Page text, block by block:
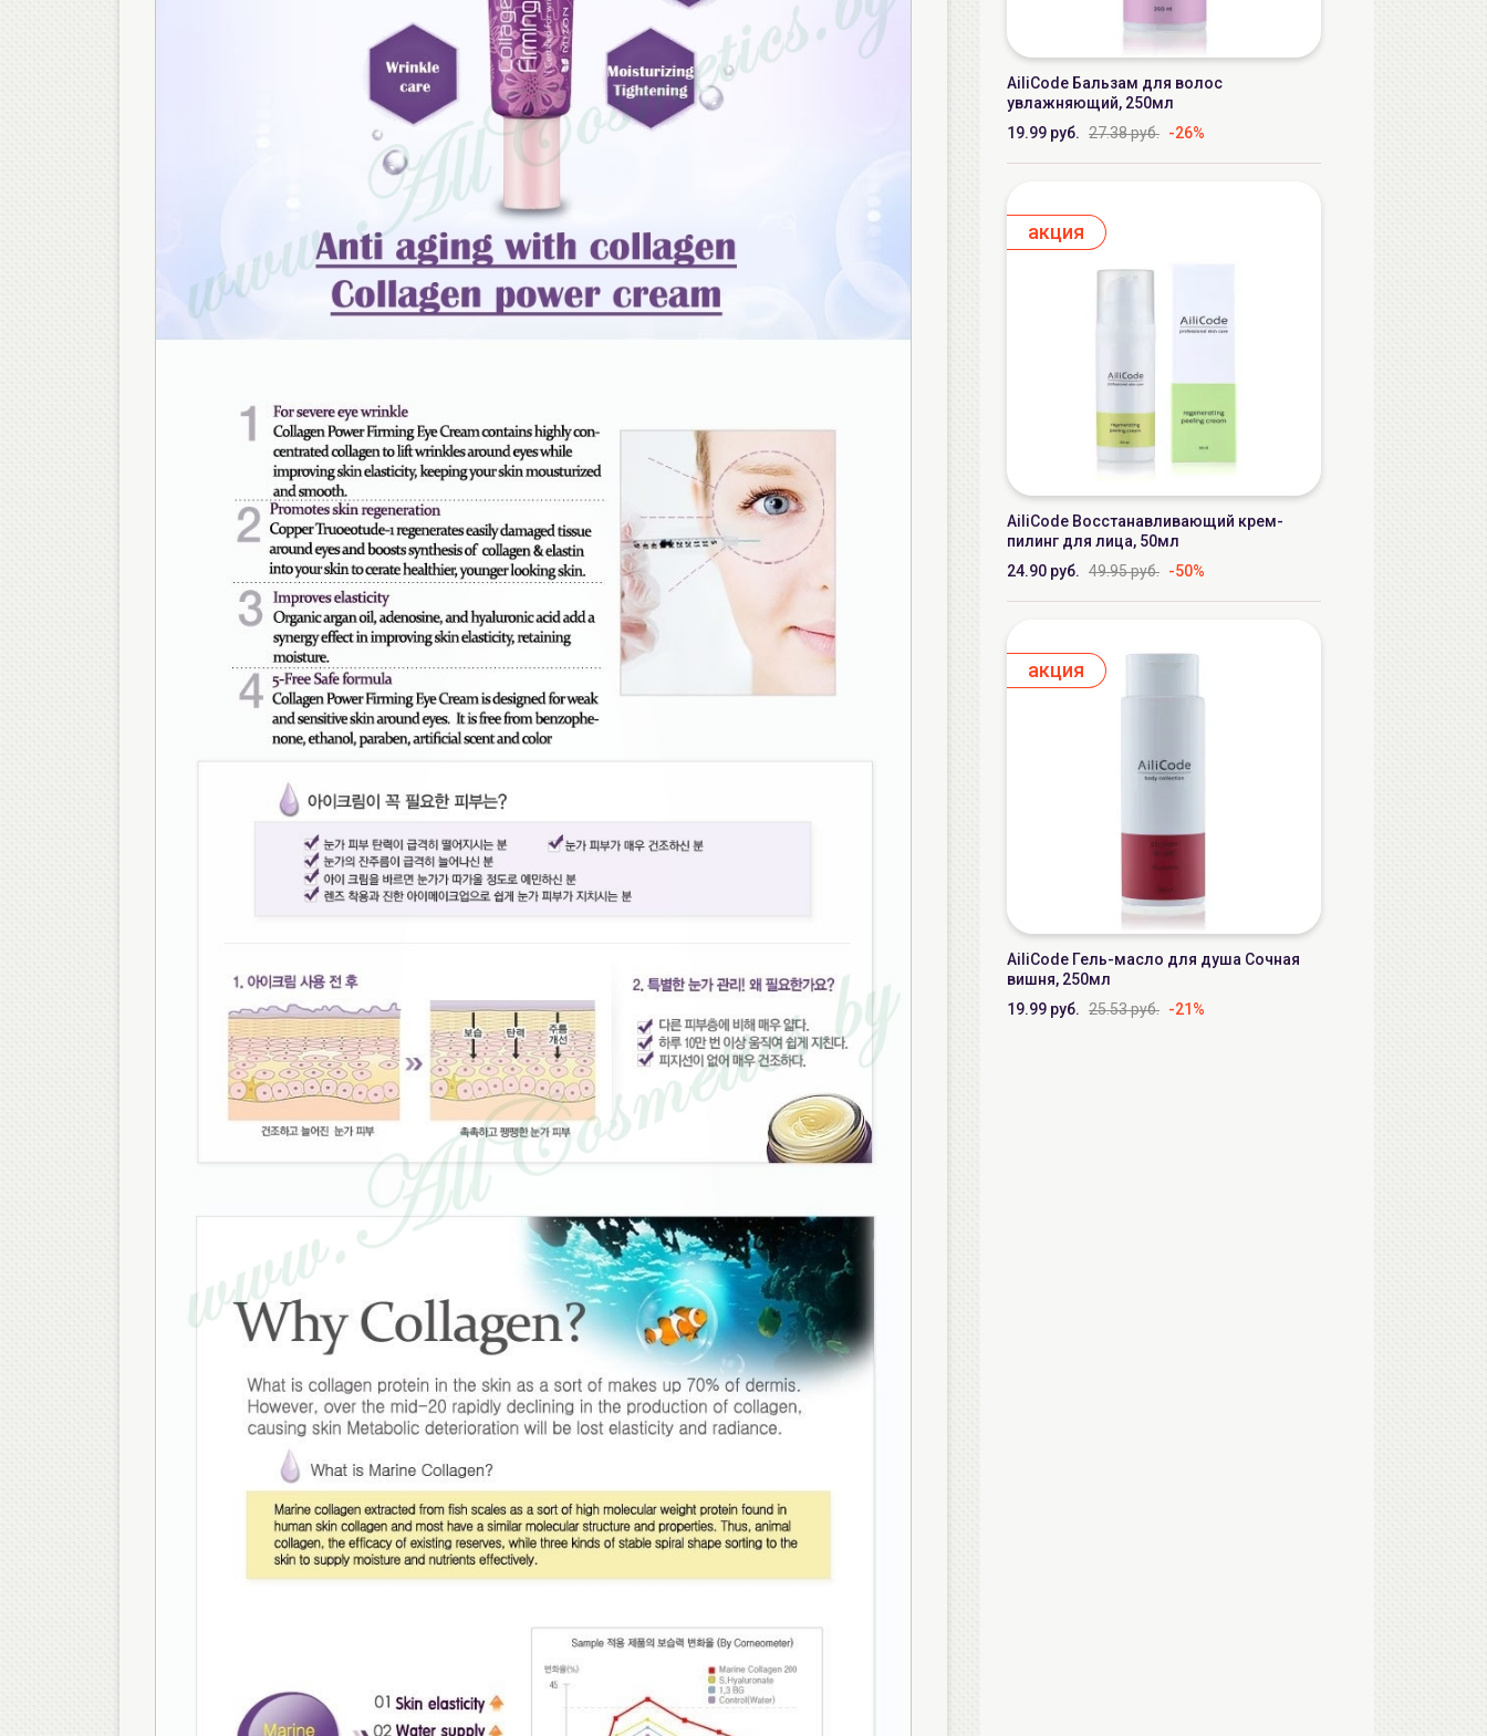
AiliCode Бальзам для волос
увлажняющий, 250мл
19.99 руб. 27.38 руб. -26%
aкция
AiliCode Восстанавливающий крем-
пилинг для лица, 50мл
24.90 руб. 49.95 руб. -50%
aкция
AiliCode Гель-масло для душа Сочная
вишня, 250мл
19.99 руб. 25.53 руб. -21%